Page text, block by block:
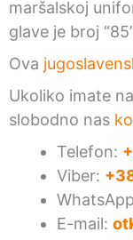
maršalskoj
glave je broj
Ova
Ukoliko imate
slobodno nas
Telefon:
Viber:
E-mail: